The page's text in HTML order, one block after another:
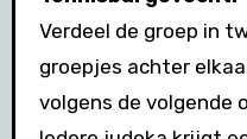
Verdeel de groep in
groepjes achter
volgens de volgende